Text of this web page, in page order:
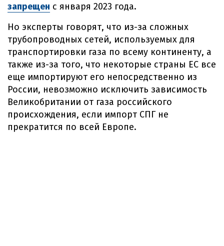
запрещен с января 2023 года.
Но эксперты говорят, что из-за сложных
трубопроводных сетей, используемых для
транспортировки газа по всему континенту, а
также из-за того, что некоторые страны ЕС все
еще импортируют его непосредственно из
России, невозможно исключить зависимость
Великобритании от газа российского
происхождения, если импорт СПГ не
прекратится по всей Европе.